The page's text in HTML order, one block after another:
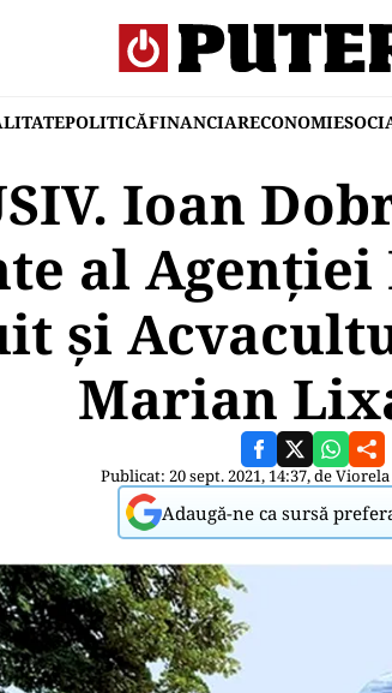
POLITICĂFINANCIARECONOMIE
Ioan
al
și
Marian
Publicat: 20 sept. 2021, 14:37, de
Adaugă-ne ca sursă